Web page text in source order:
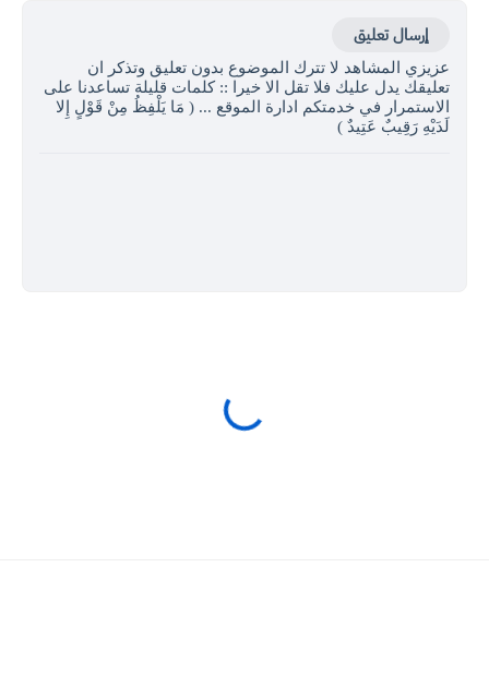
إرسال تعليق
عزيزي المشاهد لا تترك الموضوع بدون تعليق وتذكر ان
تعليقك يدل عليك فلا تقل الا خيرا :: كلمات قليلة تساعدنا على
الاستمرار في خدمتكم ادارة الموقع ... ( مَا يَلْفِظُ مِنْ قَوْلٍ إِلا
لَدَيْهِ رَقِيبٌ عَتِيدٌ )